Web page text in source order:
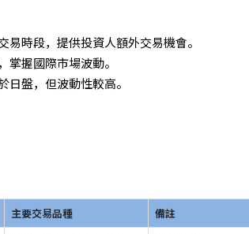
時段，提供投資人額外交易機會。
掌握國際市場波動。
盤，但波動性較高。
主要交易品種 備註